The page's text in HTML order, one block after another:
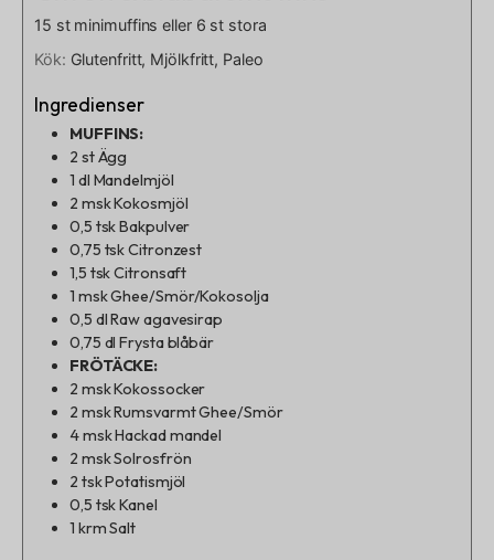
15 st minimuffins eller 6 st stora
Kök: Glutenfritt, Mjölkfritt, Paleo
Ingredienser
MUFFINS:
2 stÄgg
1 dl Mandelmjöl
2 mskKokosmjöl
0,5 tskBakpulver
0,75 tskCitronzest
1,5 tskCitronsaft
1 mskGhee/Smör/Kokosolja
0,5 dlRaw agavesirap
0,75 dl Frysta blåbär
FRÖTÄCKE:
2 mskKokossocker
2 mskRumsvarmt Ghee/Smör
4mskHackad mandel
2 mskSolrosfrön
2 tskPotatismjöl
0,5 tskKanel
1 krmSalt